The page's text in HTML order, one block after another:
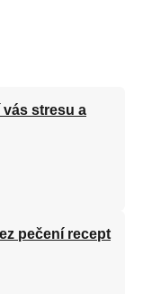
stresu a
pečení recept